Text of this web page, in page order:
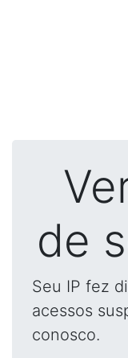
de
Seu IP fez
acessos
conosco.